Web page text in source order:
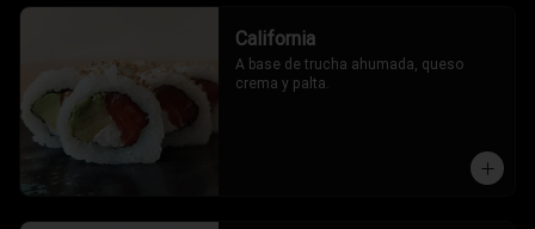
California
A base de trucha ahumada, queso
crema y palta.